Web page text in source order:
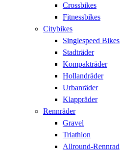
Crossbikes
Fitnessbikes
Citybikes
Singlespeed Bikes
Stadträder
Kompakträder
Hollandräder
Urbanräder
Klappräder
Rennräder
Gravel
Triathlon
Allround-Rennrad